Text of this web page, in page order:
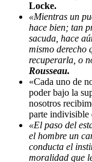
Locke.
«Mientras un
hace bien; tan
sacuda, hace
mismo derecho
recuperarla, o
Rousseau.
«Cada uno de
poder bajo la
nosotros
parte indivisible
«El paso del
el hombre un
conducta el
moralidad que